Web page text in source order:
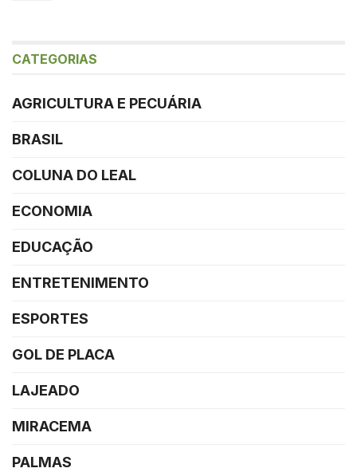
CATEGORIAS
AGRICULTURA E PECUÁRIA
BRASIL
COLUNA DO LEAL
ECONOMIA
EDUCAÇÃO
ENTRETENIMENTO
ESPORTES
GOL DE PLACA
LAJEADO
MIRACEMA
PALMAS